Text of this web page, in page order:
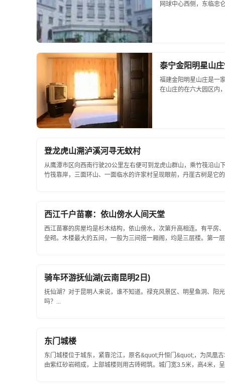
网球中心西侧，东临忠
泰宁金阳明星山
福建金阳明星山庄是一
在山庄的在六大园区内
登龙虎山溯泸溪河寻无蚊村
从鹰潭市区向西南行驶20公里左右便可到龙虎山群山，乘竹筏沿
竹筏靠岸，三面环山、一面临水的许家村呈现眼前，丹崖古树是它
西江千户苗寨：依山傍水人间天堂
西江苗寨的房屋均是杉木结构，依山傍水，次第升高相连。有平房
垒砌。木楼最大的五间，一般为三间搭一厢阁，均是三层楼。第一
骑车环游抚仙湖(云南昆明2日)
抚仙湖？对于昆明人来说，谁不知道。禄充风景区、明星鱼洞、
吗？...
东门城楼
东门城楼位于城东，紧靠沱江，原名&quot;升恒门&quot;，为凤凰
由紫红砂岩砌成，上部城楼则用古砖砌筑。城门宽3.5米，高4米，